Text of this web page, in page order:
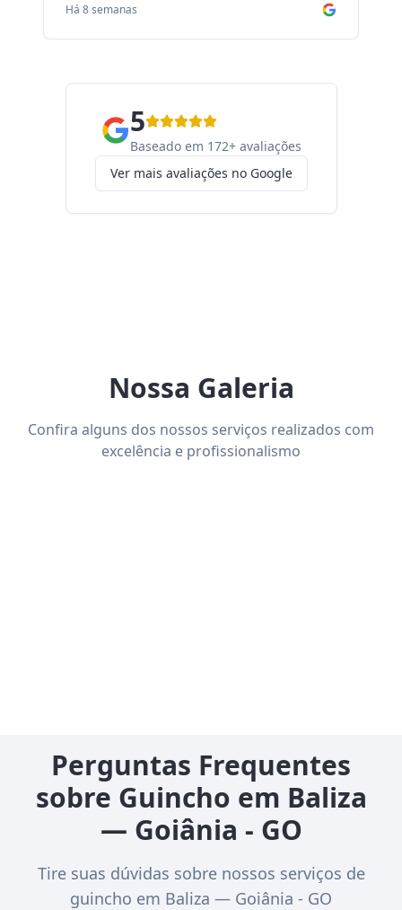
Há 8 semanas
5
Baseado em 172+ avaliações
Ver mais avaliações no Google
Nossa Galeria
Confira alguns dos nossos serviços realizados com
excelência e profissionalismo
Perguntas Frequentes
sobre Guincho em Baliza
— Goiânia - GO
Tire suas dúvidas sobre nossos serviços de
guincho em Baliza — Goiânia - GO